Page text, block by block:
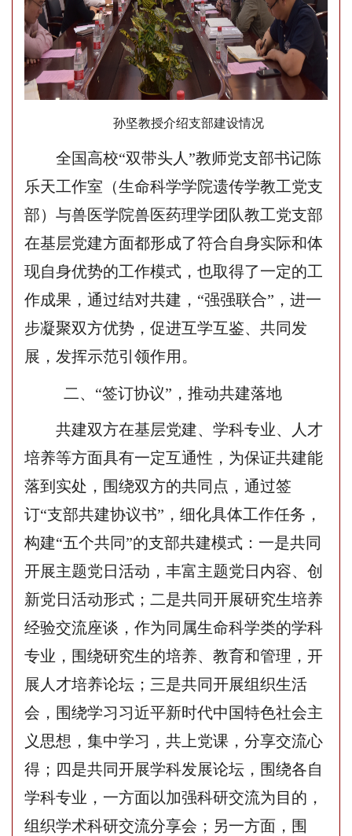
孙坚教授介绍支部建设情况
全国高校“双带头人”教师党支部书记陈
乐天工作室（生命科学学院遗传学教工党支
部）与兽医学院兽医药理学团队教工党支部
在基层党建方面都形成了符合自身实际和体
现自身优势的工作模式，也取得了一定的工
作成果，通过结对共建， “强强联合” ， 进一
步凝聚双方优势， 促进互学互鉴、 共同发
展 ，发挥示范引领作用 。
二、 “签订协议”，推动共建落地
共建双方在基层党建、学科专业、人才
培养等方面具有一定互通性，为保证共建能
落到实处，围绕双方的共同点，通过签
订“支部共建协议书”，细化具体工作任务，
构建“五个共同”的支部共建模式：一是共同
开展主题党日活动，丰富主题党日内容、创
新党日活动形式；二是共同开展研究生培养
经验交流座谈，作为同属生命科学类的学科
专业，围绕研究生的培养、教育和管理，开
展人才培养论坛；三是共同开展组织生活
会，围绕学习习近平新时代中国特色社会主
义思想 ，集中学习，共上党课，分享交流心
得；四是共同开展学科发展论坛，围绕各自
学科专业，一方面以加强科研交流为目的，
组织学术科研交流分享会；另一方面，围